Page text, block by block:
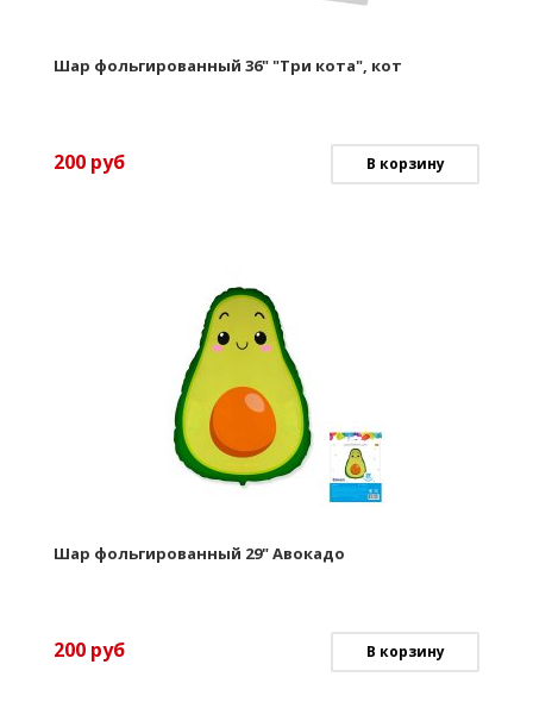
Шар фольгированный 36" "Три кота", кот
200 руб В корзину
Шар фольгированный 29" Авокадо
200 руб В корзину